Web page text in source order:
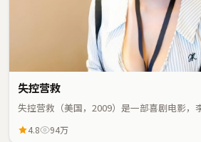
失控营救
失控营救（美国，2009）是一部喜剧电影，
4.8 94万